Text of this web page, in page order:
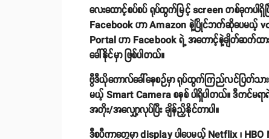
လေးထောင့်စပ်စပ် ရုပ်ထွက်မြင့် screen တစ်ခုကပ
Facebook ဟာ Amazon နဲ့ပြိုင်ဘက်ဆိုပေမယ့်
Portal ဟာ Facebook ရဲ့ အကောင့်နဲ့ချိတ်ဆက်ထာ
ခေါ်နိုင်မှာ ဖြစ်ပါတယ်။
ဗွီဒီယိုကောလ်ခေါ်နေစဉ်မှာ ရုပ်ထွက်ကြည်လင်ပြတ်သာ
မယ့် Smart Camera စနစ် ပါရှိပါတယ်။ ဒီကင်မ
အတိုး/အလျှော့လုပ်ပြီး ချိန်ညှိနိုင်တာပါ။
ဒီစပီကာတွေမှာ display ပါပေမယ့် Netflix ၊